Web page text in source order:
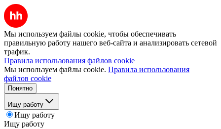
Мы используем файлы cookie, чтобы обеспечивать
правильную работу нашего веб-сайта и анализировать сетевой
трафик.
Правила использования файлов cookie
Мы используем файлы cookie. Правила использования
файлов cookie
Понятно
Ищу работу
Ищу работу
Ищу работу